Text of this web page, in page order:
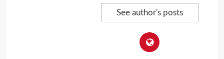
See author's posts